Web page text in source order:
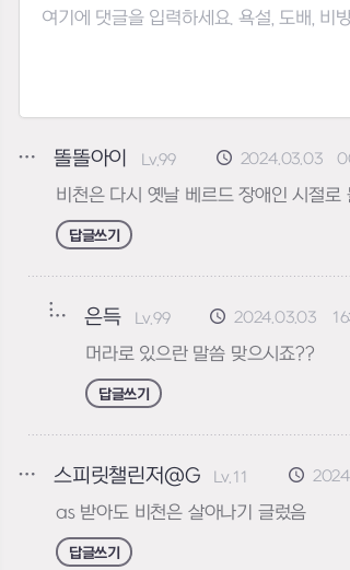
똘똘아이 Lv.99 2024.03.03
비천은 다시 옛날 베르드 장애인 시절로
답글쓰기
은득 Lv.99 2024.03.03
머라로 있으란 말씀 맞으시죠??
답글쓰기
스피릿챌린저@G Lv.11
as 받아도 비천은 살아나기 글렀음
답글쓰기